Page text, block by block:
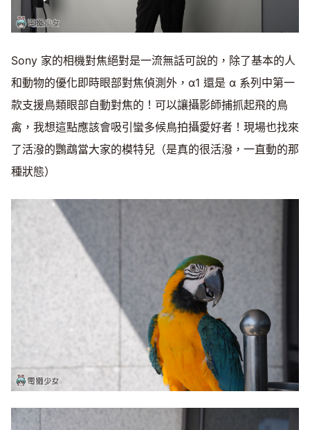
Sony 家的相機對焦絕對是一流無話可說的，除了基本的人
和動物的優化即時眼部對焦偵測外，α1 還是 α 系列中第一
款支援鳥類眼部自動對焦的！可以讓攝影師捕抓起飛的鳥
禽，我想這點應該會吸引蠻多候鳥拍攝愛好者！現場也找來
了活潑的鸚鵡當大家的模特兒（是真的很活潑，一直動的那
種狀態）